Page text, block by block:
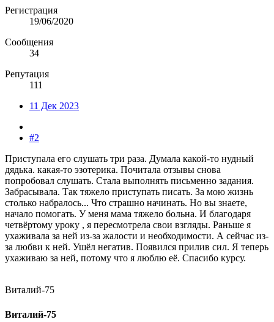
Регистрация
19/06/2020
Сообщения
34
Репутация
111
11 Дек 2023
#2
Приступала его слушать три раза. Думала какой-то нудный
дядька. какая-то эзотерика. Почитала отзывы снова
попробовал слушать. Стала выполнять письменно задания.
Забрасывала. Так тяжело приступать писать. За мою жизнь
столько набралось... Что страшно начинать. Но вы знаете,
начало помогать. У меня мама тяжело больна. И благодаря
четвёртому уроку , я пересмотрела свои взгляды. Раньше я
ухаживала за ней из-за жалости и необходимости. А сейчас из-
за любви к ней. Ушёл негатив. Появился прилив сил. Я теперь
ухаживаю за ней, потому что я люблю её. Спасибо курсу.
Виталий-75
Виталий-75